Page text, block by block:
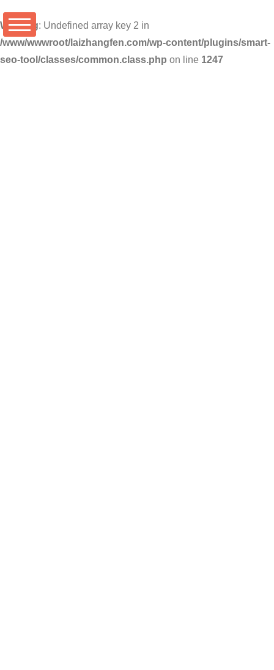
Warning: Undefined array key 2 in
/www/wwwroot/laizhangfen.com/wp-content/plugins/smart-
seo-tool/classes/common.class.php on line 1247